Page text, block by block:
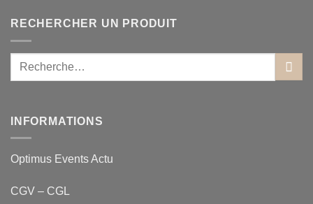
RECHERCHER UN PRODUIT
INFORMATIONS
Optimus Events Actu
CGV – CGL